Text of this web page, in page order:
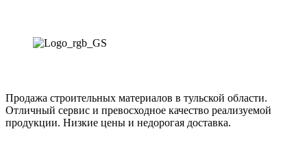
Продажа строительных материалов в тульской области.
Отличный сервис и превосходное качество реализуемой
продукции. Низкие цены и недорогая доставка.